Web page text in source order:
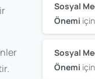
Sosyal
Önemi için
Sosyal
Önemi için